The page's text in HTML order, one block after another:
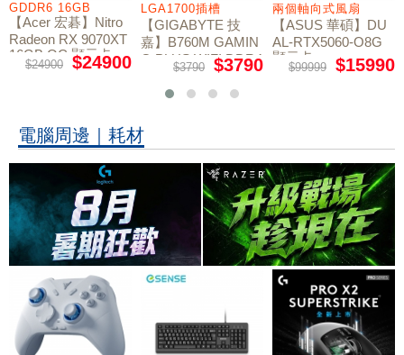
GDDR6 16GB
【Acer 宏碁】Nitro
Radeon RX 9070XT
16GB OC 顯示卡
$24900 $24900
LGA1700插槽
【GIGABYTE 技
嘉】B760M GAMIN
G PLUS WIFI DDR4
主機板$3790 $3790
兩個軸向式風扇
【ASUS 華碩】DU
AL-RTX5060-O8G
顯示卡
$99999 $15990
電腦周邊｜耗材